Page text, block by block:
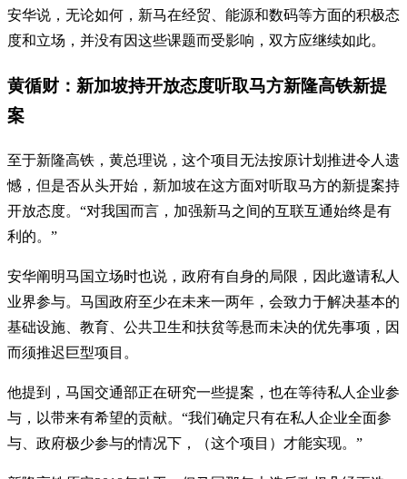
安华说，无论如何，新马在经贸、能源和数码等方面的积极态
度和立场，并没有因这些课题而受影响，双方应继续如此。
黄循财：新加坡持开放态度听取马方新隆高铁新提
案
至于新隆高铁，黄总理说，这个项目无法按原计划推进令人遗
憾，但是否从头开始，新加坡在这方面对听取马方的新提案持
开放态度。“对我国而言，加强新马之间的互联互通始终是有
利的。”
安华阐明马国立场时也说，政府有自身的局限，因此邀请私人
业界参与。马国政府至少在未来一两年，会致力于解决基本的
基础设施、教育、公共卫生和扶贫等悬而未决的优先事项，因
而须推迟巨型项目。
他提到，马国交通部正在研究一些提案，也在等待私人企业参
与，以带来有希望的贡献。“我们确定只有在私人企业全面参
与、政府极少参与的情况下，（这个项目）才能实现。”